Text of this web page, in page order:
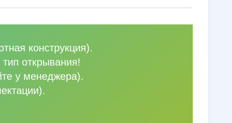
конструкция).
открывания!
у менеджера).